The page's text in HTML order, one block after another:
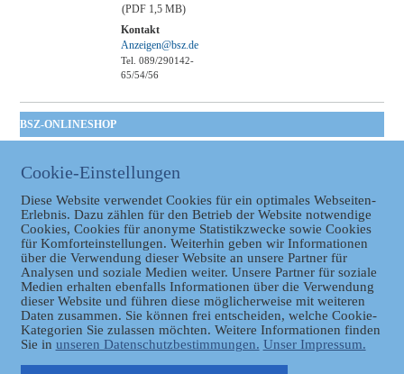
(PDF 1,5 MB)
Kontakt
Anzeigen@bsz.de
Tel. 089/290142-
65/54/56
BSZ-ONLINESHOP
Taschenbuch
GVBl | Einbanddecke
Datenschutz
Cookie-Einstellungen
Diese Website verwendet Cookies für ein optimales Webseiten-
Erlebnis. Dazu zählen für den Betrieb der Website notwendige
Cookies, Cookies für anonyme Statistikzwecke sowie Cookies
für Komforteinstellungen. Weiterhin geben wir Informationen
über die Verwendung dieser Website an unsere Partner für
Analysen und soziale Medien weiter. Unsere Partner für soziale
Medien erhalten ebenfalls Informationen über die Verwendung
dieser Website und führen diese möglicherweise mit weiteren
Daten zusammen. Sie können frei entscheiden, welche Cookie-
Kategorien Sie zulassen möchten. Weitere Informationen finden
Sie in unseren Datenschutzbestimmungen. Unser Impressum.